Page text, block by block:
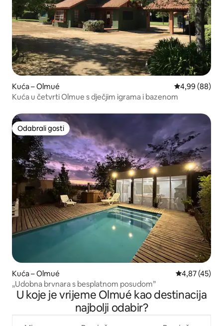
Kuća – Olmué Prosječna
4,99 (88)
Kuća u četvrti Olmue s dječjim igrama i bazenom
Odabrali gosti
Odabrali gosti
Kuća – Olmué Prosječna
4,87 (45)
„Udobna brvnara s besplatnom posudom”
U koje je vrijeme Olmué kao destinacija
najbolji odabir?